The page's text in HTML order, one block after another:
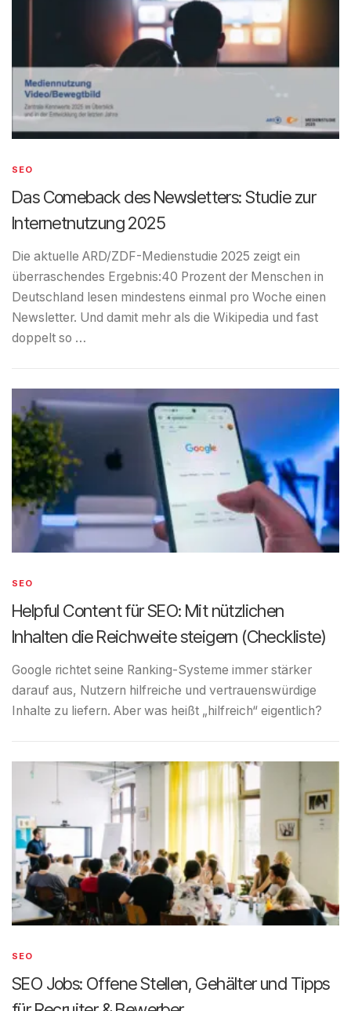
SEO
Das Comeback des Newsletters: Studie zur
Internetnutzung 2025
Die aktuelle ARD/ZDF-Medienstudie 2025 zeigt ein
überraschendes Ergebnis:40 Prozent der Menschen in
Deutschland lesen mindestens einmal pro Woche einen
Newsletter. Und damit mehr als die Wikipedia und fast
doppelt so …
SEO
Helpful Content für SEO: Mit nützlichen
Inhalten die Reichweite steigern (Checkliste)
Google richtet seine Ranking-Systeme immer stärker
darauf aus, Nutzern hilfreiche und vertrauenswürdige
Inhalte zu liefern. Aber was heißt „hilfreich“ eigentlich?
SEO
SEO Jobs: Offene Stellen, Gehälter und Tipps